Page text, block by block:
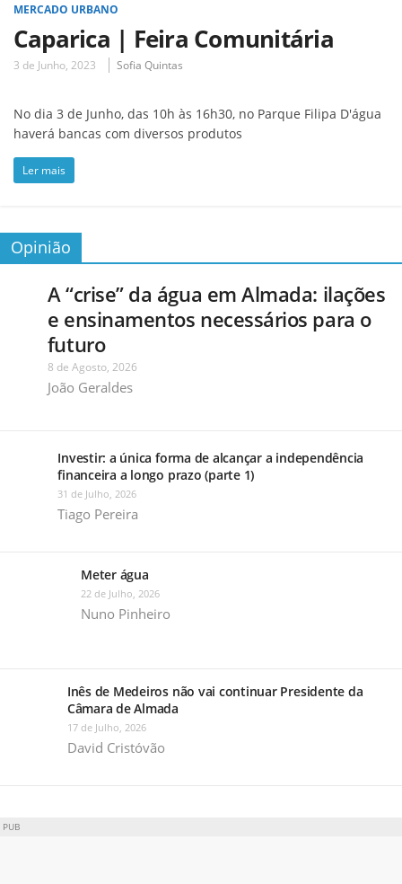
MERCADO URBANO
Caparica | Feira Comunitária
3 de Junho, 2023 Sofia Quintas
No dia 3 de Junho, das 10h às 16h30, no Parque Filipa D'água
haverá bancas com diversos produtos
Ler mais
Opinião
A “crise” da água em Almada: ilações
e ensinamentos necessários para o
futuro
8 de Agosto, 2026
João Geraldes
Investir: a única forma de alcançar a independência
financeira a longo prazo (parte 1)
31 de Julho, 2026
Tiago Pereira
Meter água
22 de Julho, 2026
Nuno Pinheiro
Inês de Medeiros não vai continuar Presidente da
Câmara de Almada
17 de Julho, 2026
David Cristóvão
PUB